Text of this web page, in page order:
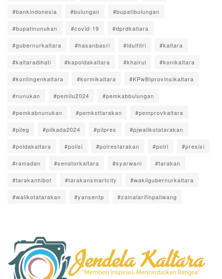
#bankindonesia #bulungan #bupatibulungan
#bupatinunukan #covid-19 #dprdkaltara
#gubernurkaltara #hasanbasri #idulfitri #kaltara
#kaltaradihati #kapoldakaltara #khairul #konikaltara
#kontingenkaltara #kormikaltara #KPwBIprovinsikaltara
#nunukan #pemilu2024 #pemkabbulungan
#pemkabnunukan #pemkottarakan #pemprovkaltara
#pileg #pilkada2024 #pilpres #pjwalikotatarakan
#poldakaltara #polisi #polrestarakan #polri #presisi
#ramadan #senatorkaltara #syarwani #tarakan
#tarakanhibot #tarakansmartcity #wakilgubernurkaltara
#walikotatarakan #yansentp #zainalarifinpaliwang